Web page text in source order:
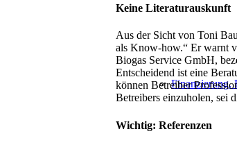
Finanzierung.
Keine Literaturauskunft
Aus der Sicht von Toni
als Know-how.“ Er warnt
Biogas Service GmbH,
Entscheidend ist eine
können Betreiber
Betreibers einzuholen, sei
Wichtig: Referenzen